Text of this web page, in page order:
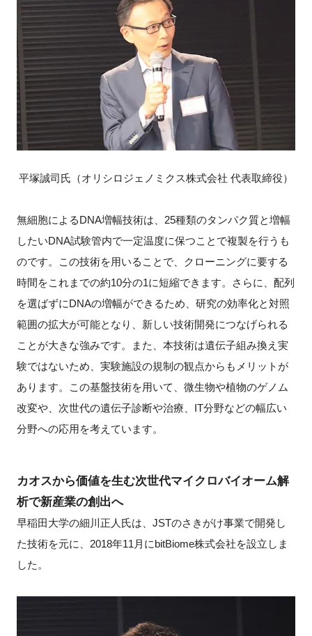
平塚誠司氏（オリシロジェノミクス株式会社 代表取締役）
無細胞によるDNA増幅技術は、25種類のタンパク質と増幅
したいDNA試験管内で一定温度に保つことで複製を行うも
のです。この技術を用いることで、クローニングに要する
時間をこれまでの約10分の1に短縮できます。さらに、配列
を選ばずにDNAの増幅ができるため、研究の効率化と対照
範囲の拡大が可能となり、新しい技術開発につなげられる
ことが大きな強みです。また、本技術は遺伝子組み換え実
験ではないため、実験施設の規制の観点からもメリットが
あります。この基盤技術を用いて、微生物や植物のゲノム
改変や、次世代の遺伝子診断や治療、IT分野などの幅広い
分野への応用を考えています。
カオスから価値を生む次世代マイクロバイオーム解
析で新産業の創出へ
早稲田大学の細川正人氏は、JSTのさきがけ事業で開発し
た技術を元に、2018年11月にbitBiome株式会社を設立しま
した。